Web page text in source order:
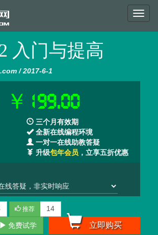
入门与提高
/ 2017-6-1
￥199.00
三个月有效期
全新在线编程环境
一对一在线助教答疑
升级包年会员 ，立享五折优惠
推荐 14
立即购买
免费试学